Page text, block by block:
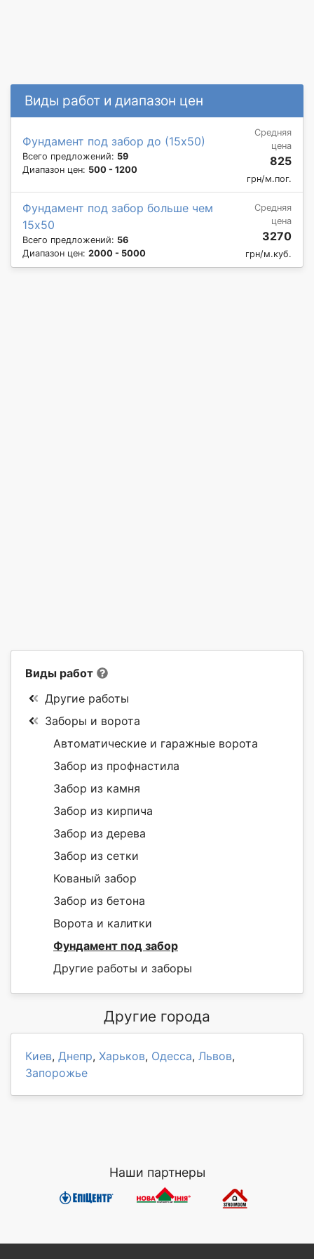
Виды работ и диапазон цен
Фундамент под забор до (15х50)
Всего предложений: 59
Диапазон цен: 500 - 1200
Средняя
цена
825
грн/м.пог.
Фундамент под забор больше чем
15х50
Всего предложений: 56
Диапазон цен: 2000 - 5000
Средняя
цена
3270
грн/м.куб.
Виды работ
Другие работы
Заборы и ворота
Автоматические и гаражные ворота
Забор из профнастила
Забор из камня
Забор из кирпича
Забор из дерева
Забор из сетки
Кованый забор
Забор из бетона
Ворота и калитки
Фундамент под забор
Другие работы и заборы
Другие города
Киев, Днепр, Харьков, Одесса, Львов,
Запорожье
Наши партнеры